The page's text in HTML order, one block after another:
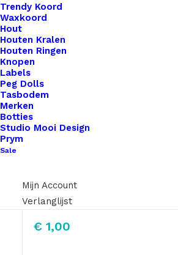
Trendy Koord
Waxkoord
Hout
Houten Kralen
Houten Ringen
Knopen
Labels
Peg Dolls
Tasbodem
Merken
Botties
Studio Mooi Design
Prym
Sale
Mijn Account
Verlanglijst
€ 1,00